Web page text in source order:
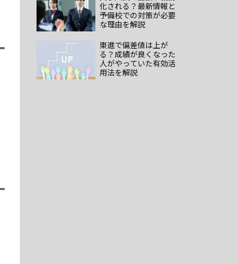
化される？最新情報と
予備校での対策が必要
な理由を解説
東進で偏差値は上が
る？成績が良くなった
人がやっていた有効活
用法を解説